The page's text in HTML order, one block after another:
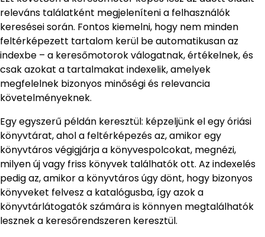
releváns találatként megjeleníteni a felhasználók
keresései során. Fontos kiemelni, hogy nem minden
feltérképezett tartalom kerül be automatikusan az
indexbe – a keresőmotorok válogatnak, értékelnek, és
csak azokat a tartalmakat indexelik, amelyek
megfelelnek bizonyos minőségi és relevancia
követelményeknek.
Egy egyszerű példán keresztül: képzeljünk el egy óriási
könyvtárat, ahol a feltérképezés az, amikor egy
könyvtáros végigjárja a könyvespolcokat, megnézi,
milyen új vagy friss könyvek találhatók ott. Az indexelés
pedig az, amikor a könyvtáros úgy dönt, hogy bizonyos
könyveket felvesz a katalógusba, így azok a
könyvtárlátogatók számára is könnyen megtalálhatók
lesznek a keresőrendszeren keresztül.